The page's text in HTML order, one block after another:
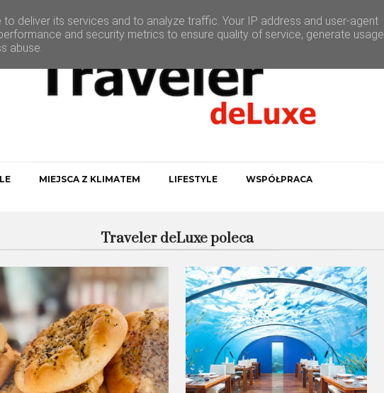
MIEJSCA Z KLIMATEM LIFESTYLE WSPÓŁPRACA
Traveler deLuxe poleca
deliver its services and to analyze traffic. Your IP address and user-agent
and security metrics to ensure quality of service, generate usage
abuse.